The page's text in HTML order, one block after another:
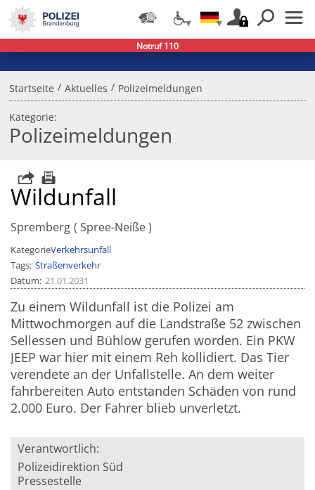
Startseite / Aktuelles / Polizeimeldungen
Kategorie:
Polizeimeldungen
Wildunfall
Spremberg Spree-Neiße
KategorieVerkehrsunfall
Tags Straßenverkehr
Datum 21.01.2031
Zu einem Wildunfall ist die Polizei am
Mittwochmorgen auf die Landstraße 52 zwischen
Sellessen und Bühlow gerufen worden. Ein PKW
JEEP war hier mit einem Reh kollidiert. Das Tier
verendete an der Unfallstelle. An dem weiter
fahrbereiten Auto entstanden Schäden von rund
2.000 Euro. Der Fahrer blieb unverletzt.
Verantwortlich:
Polizeidirektion Süd
Pressestelle
Notruf 110